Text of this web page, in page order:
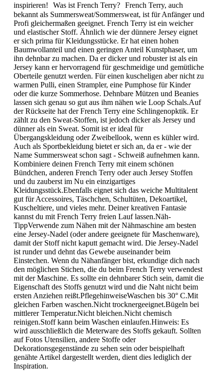
inspirieren! Was ist French Terry? French Terry, auch
bekannt als Summersweat/Sommersweat, ist für Anfänger und
Profi gleichermaßen geeignet. French Terry ist ein weicher
und elastischer Stoff. Ähnlich wie der dünnere Jersey eignet
er sich prima für Kleidungsstücke. Er hat einen hohen
Baumwollanteil und einen geringen Anteil Kunstphaser, um
ihn dehnbar zu machen. Da er dicker und robuster ist als ein
Jersey kann er hervorragend für geschmeidige und gemütliche
Oberteile genutzt werden. Für einen kuscheligen aber nicht zu
warmen Pulli, einen Strampler, eine Pumphose für Kinder
oder die kurze Sommerhose. Dehnbare Mützen und Beanies
lassen sich genau so gut aus ihm nähen wie Loop Schals.Auf
der Rückseite hat der French Terry eine Schlingenopktik. Er
zählt zu den Sweat-Stoffen, ist jedoch dicker als Jersey und
dünner als ein Sweat. Somit ist er ideal für
Übergangskleidung oder Zweibellook, wenn es kühler wird.
Auch als Sportbekleidung bietet er sich an, da er - wie der
Name Summersweat schon sagt - Schweiß aufnehmen kann.
Kombiniere deinen French Terry mit einem schönen
Bündchen, anderen French Terry oder auch Jersey Stoffen
und du zauberst im Nu ein einzigartiges
Kleidungsstück.Ebenfalls eignet sich das weiche Multitalent
gut für Accessoires, Täschchen, Schultüten, Dekoartikel,
Kuscheltiere, und vieles mehr. Deiner kreativen Fantasie
kannst du mit French Terry freien Lauf lassen.Näh-
TippVerwende zum Nähen mit der Nähmaschine am besten
eine Jersey-Nadel (oder andere geeignete für Maschenware),
damit der Stoff nicht kaputt gemacht wird. Die Jersey-Nadel
ist runder und dehnt das Gewebe auseinander beim
Einstechen. Wenn du Nähanfänger bist, erkundige dich nach
den möglichen Stichen, die du beim French Terry verwendest
mit der Maschine. Es sollte ein dehnbarer Stich sein, damit die
Eigenschaft des Stoffs genutzt wird und die Naht nicht beim
ersten Anziehen reißt.PflegehinweiseWaschen bis 30° C.Mit
gleichen Farben waschen.Nicht trocknergeeignet.Bügeln bei
mittlerer Temperatur.Nicht bleichen.Nicht chemisch
reinigen.Stoff kann beim Waschen einlaufen.Hinweis: Es
wird ausschließlich die Meterware des Stoffs gekauft. Sollten
auf Fotos Utensilien, andere Stoffe oder
Dekorationsgegenstände zu sehen sein oder beispielhaft
genähte Artikel dargestellt werden, dient dies lediglich der
Inspiration.